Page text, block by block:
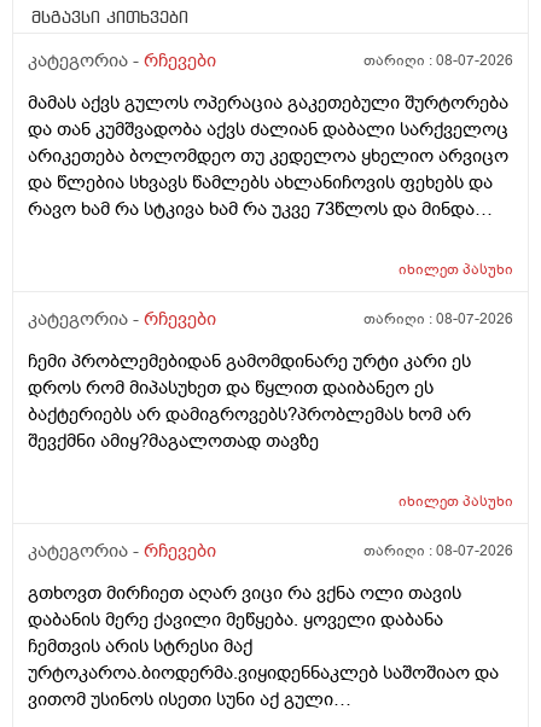
მსგავსი კითხვები
კატეგორია - რჩევები თარიღი :08-07-2026
მამას აქვს გულოს ოპერაცია გაკეთებული შურტორება
და თან კუმშვადობა აქვს ძალიან დაბალი სარქველოც
არიკეთება ბოლომდეო თუ კედელოა ყხელიო არვიცო
და წლებია სხვავს წამლებს ახლანიჩოვის ფეხებს და
რავო ხამ რა სტკივა ხამ რა უკვე 73წლოს და მინდა
და ფულინრომ არჰვაქ ვერანაირად ექიმთან ვერ
შედეგს იბ ის ექიმთან მაომც ჩავიდეს თუ თავის
იბნის ექიმყან რომ დ ვიტამინი გაიკეთოს და უბნის
ექიმის დანიშნულებას ვენდო ის ხომ კარდიოლოგი
არაა თან დიდათ რომ ვაკვირდები არაა მცოდნე ამ
მხრივ და ვერ ვენდობი და ხომ არავნებს მამას დ
სარისკოა?მის კარდიოლოგა ვერ დავირეკავ ან
იხილეთპასუხი
კატეგორია - რჩევები თარიღი :08-07-2026
ჩემი პრობლემებიდან გამომდინარე ურტი კარი ეს
დროს რომ მიპასუხეთ და წყლით დაიბანეო ეს
ბაქტერიებს არ დამიგროვებს?პრობლემას ხომ არ
შევქმნი ამიყ?მაგალოთად თავზე
იხილეთპასუხი
კატეგორია - რჩევები თარიღი :08-07-2026
გთხოვთ მირჩიეთ აღარ ვიცი რა ვქნა ოლი თავის
დაბანის მერე ქავილი მეწყება. ყოველი დაბანა
ჩემთვის არის სტრესი მაქ
ურტოკაროა.ბიოდერმა.ვიყიდენნაკლებ საშოშიაო და
ვითომ უსინოს ისეთი სუნი აქ გული